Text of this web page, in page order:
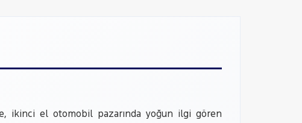
ikinci el otomobil pazarında yoğun ilgi gören